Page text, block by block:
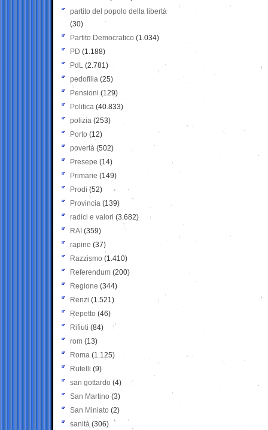
partito del popolo della libertà
(30)
Partito Democratico (1.034)
PD (1.188)
PdL (2.781)
pedofilia (25)
Pensioni (129)
Politica (40.833)
polizia (253)
Porto (12)
povertà (502)
Presepe (14)
Primarie (149)
Prodi (52)
Provincia (139)
radici e valori (3.682)
RAI (359)
rapine (37)
Razzismo (1.410)
Referendum (200)
Regione (344)
Renzi (1.521)
Repetto (46)
Rifiuti (84)
rom (13)
Roma (1.125)
Rutelli (9)
san gottardo (4)
San Martino (3)
San Miniato (2)
sanità (306)